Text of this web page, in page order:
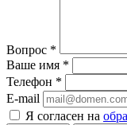
Вопрос *
Ваше имя *
Телефон *
E-mail
Я согласен на